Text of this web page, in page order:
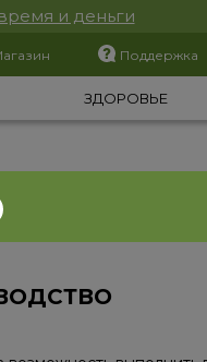
и деньги
Поддержка
ЗДОРОВЬЕ